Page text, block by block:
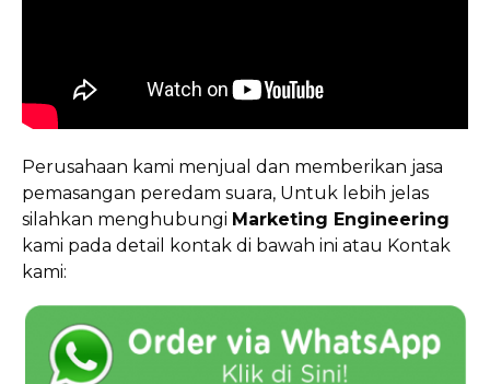
Perusahaan kami menjual dan memberikan jasa
pemasangan peredam suara, Untuk lebih jelas
silahkan menghubungi Marketing Engineering
kami pada detail kontak di bawah ini atau Kontak
kami: